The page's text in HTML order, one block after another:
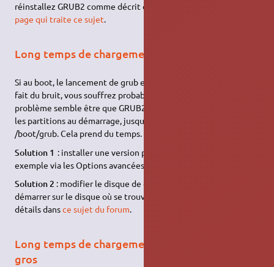
réinstallez GRUB2 comme décrit dans
page qui traite ce sujet.
Long temps de chargement
Si au boot, le lancement de grub est long et que le disque dur
fait du bruit, vous souffrez probablement du bug
problème semble être que GRUB2 cherche les UUID de toutes
les partitions au démarrage, jusqu'à trouver celle contenant
/boot/grub. Cela prend du temps.
Solution 1 : installer une version plus récente de GRUB, par
exemple via les Options avancées de
Solution 2 : modifier le disque de démarrage dans le
démarrer sur le disque où se trouve votre Ubuntu. Plus de
détails dansce sujet du forum.
Long temps de chargement / grub.cfg trop
gros